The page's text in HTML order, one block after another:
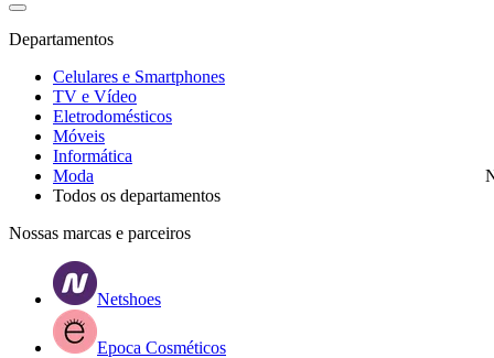
Departamentos
Celulares e Smartphones
TV e Vídeo
Eletrodomésticos
Móveis
Informática
Moda
Todos os departamentos
Nossas marcas e parceiros
Netshoes
Epoca Cosméticos